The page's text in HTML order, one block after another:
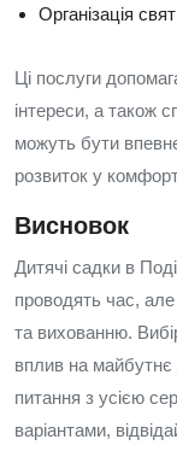
Організація
Ці послуги
інтереси, а також
можуть бути
розвиток у
Висновок
Дитячі садки в
проводять час,
та вихованню.
вплив на майбутнє
питання з усією
варіантами,